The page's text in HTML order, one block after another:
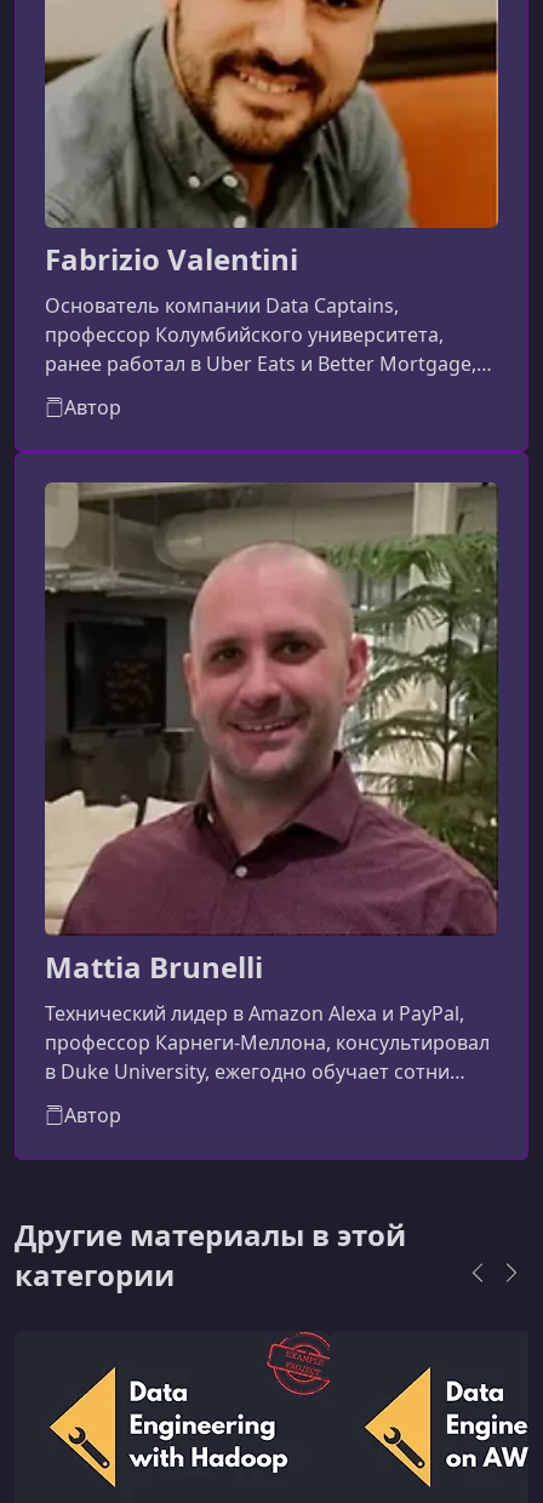
Fabrizio Valentini
Основатель компании Data Captains,
профессор Колумбийского университета,
ранее работал в Uber Eats и Better Mortgage,
публиковался в ведущих научных журналах по
статистике, машинному обучению и медицине,
обучает будущих лидеров данных.
Автор
Mattia Brunelli
Технический лидер в Amazon Alexa и PayPal,
профессор Карнеги-Меллона, консультировал
в Duke University, ежегодно обучает сотни
студентов практическому анализу данных и
машинному обучению.
Автор
Другие материалы в этой
категории